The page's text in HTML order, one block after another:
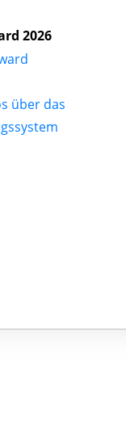
2026
über das